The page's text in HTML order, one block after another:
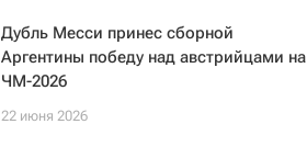
Дубль Месси принес сборной
Аргентины победу над австрийцами на
ЧМ-2026
22 июня 2026